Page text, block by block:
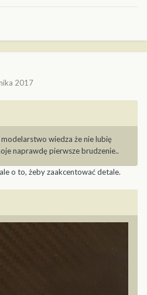
2017
wiedza że nie lubię
naprawdę pierwsze brudzenie..
o to, żeby zaakcentować detale.